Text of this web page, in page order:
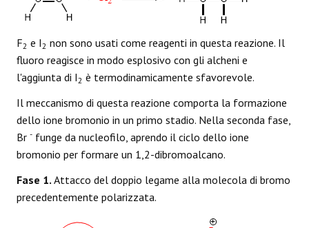
F2 e I2 non sono usati come reagenti in questa reazione. Il
fluoro reagisce in modo esplosivo con gli alcheni e
l'aggiunta di I2 è termodinamicamente sfavorevole.
Il meccanismo di questa reazione comporta la formazione
dello ione bromonio in un primo stadio. Nella seconda fase,
Br - funge da nucleofilo, aprendo il ciclo dello ione
bromonio per formare un 1,2-dibromoalcano.
Fase 1. Attacco del doppio legame alla molecola di bromo
precedentemente polarizzata.